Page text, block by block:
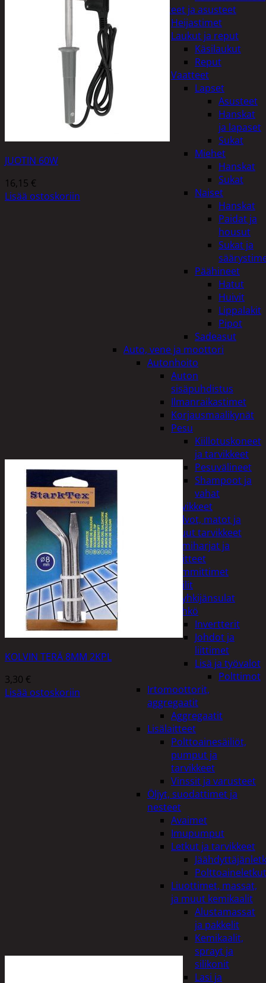
Vaatteet ja asusteet
Heijastimet
Laukut ja reput
Käsilaukut
Reput
Vaatteet
Lapset
Asusteet
Hanskat
ja lapaset
Sukat
Miehet
Hanskat
Sukat
Naiset
Hanskat
Paidat ja
housut
Sukat ja
Päähineet
Hatut
Huivit
Lippalakit
Pipot
Sadeasut
Auto, vene ja moottori
Autonhoito
Auton
sisäpuhdistus
Ilmanraikastimet
Korjausmaalikynät
Pesu
Kiillotuskoneet
ja tarvikkeet
Pesuvälineet
Shampoot ja
vahat
Autotarvikkeet
Kalvot, matot ja
muut tarvikkeet
Lumiharjat ja
peitteet
Lämmittimet
Peilit
Pyyhkijänsulat
Sähkö
Invertterit
Johdot ja
liittimet
Lisä ja työvalot
Polttimot
Irtomoottorit,
aggregaatit
Aggregaatit
Lisälaitteet
Polttoainesäiliöt,
pumput ja
tarvikkeet
Vinssit ja varusteet
Öljyt, suodattimet ja
nesteet
Avaimet
Imupumput
Letkut ja tarvikkeet
Polttoaineletkut
Liuottimet, massat,
ja muut kemikaalit
Alustamassat
ja pakkelit
Kemikaalit,
sprayt ja
silikonit
Lasi ja
JUOTIN 60W
16,15 €
Lisää ostoskoriin
KOLVIN TERÄ 8MM 2KPL
3,30 €
Lisää ostoskoriin